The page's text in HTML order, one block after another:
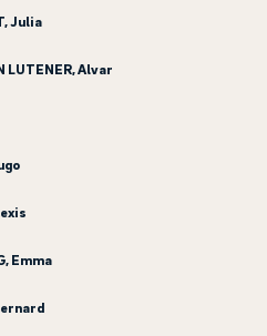
Julia
LUTENER, Alvar
Emma